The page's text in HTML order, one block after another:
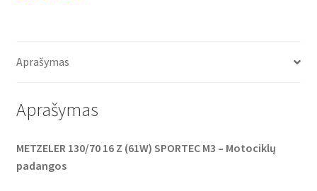
o
r
p
Aprašymas
Aprašymas
METZELER 130/70 16 Z (61W) SPORTEC M3 – Motociklų
padangos